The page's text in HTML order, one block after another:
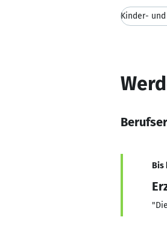
Kinder-
Bis